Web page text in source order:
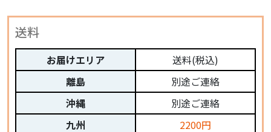
送料
お届けエリア
離島
沖縄
九州
送料(税込)
別途ご連絡
別途ご連絡
2200円